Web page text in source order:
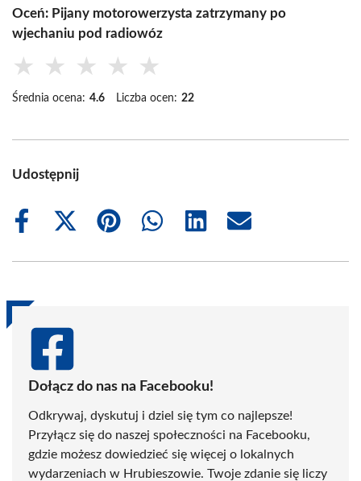
Oceń: Pijany motorowerzysta zatrzymany po
wjechaniu pod radiowóz
★ ★ ★ ★ ★
Średnia ocena: 4.6 Liczba ocen: 22
Udostępnij
Share
Share
(Twitter)
Share
Share
Share
Share
Dołącz do nas na Facebooku!
Odkrywaj, dyskutuj i dziel się tym co najlepsze!
Przyłącz się do naszej społeczności na Facebooku,
gdzie możesz dowiedzieć się więcej o lokalnych
wydarzeniach w Hrubieszowie. Twoje zdanie się liczy